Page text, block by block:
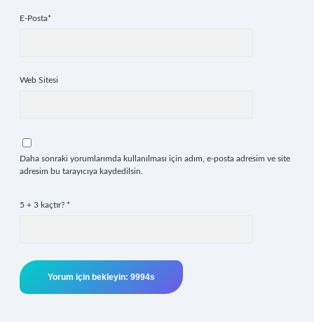
E-Posta*
Web Sitesi
Daha sonraki yorumlarımda kullanılması için adım, e-posta adresim ve site
adresim bu tarayıcıya kaydedilsin.
5 + 3 kaçtır? *